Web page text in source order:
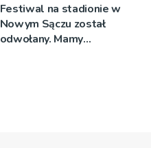
Festiwal na stadionie w
Nowym Sączu został
odwołany. Mamy